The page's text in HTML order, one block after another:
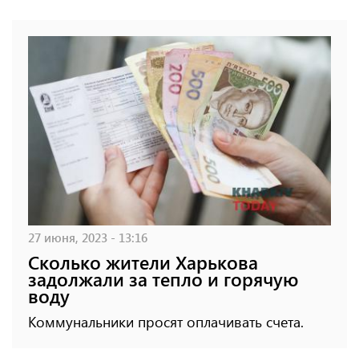
27 июня, 2023 - 13:16
Сколько жители Харькова
задолжали за тепло и горячую
воду
Коммунальники просят оплачивать счета.